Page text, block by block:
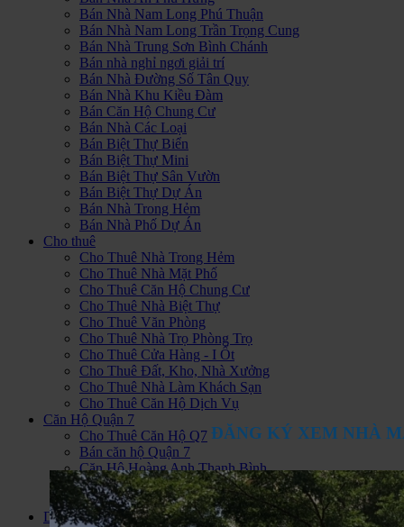
Bán Nhà Nam Long Phú Thuận
Bán Nhà Nam Long Trần Trọng Cung
Bán Nhà Trung Sơn Bình Chánh
Bán nhà nghỉ ngơi giải trí
Bán Nhà Đường Số Tân Quy
Bán Nhà Khu Kiều Đàm
Bán Căn Hộ Chung Cư
Bán Nhà Các Loại
Bán Biệt Thự Biển
Bán Biệt Thự Mini
Bán Biệt Thự Sân Vườn
Bán Biệt Thự Dự Án
Bán Nhà Trong Hẻm
Bán Nhà Phố Dự Án
Cho thuê
Cho Thuê Nhà Trong Hẻm
Cho Thuê Nhà Mặt Phố
Cho Thuê Căn Hộ Chung Cư
Cho Thuê Nhà Biệt Thự
Cho Thuê Văn Phòng
Cho Thuê Nhà Trọ Phòng Trọ
Cho Thuê Cửa Hàng - I Ốt
Cho Thuê Đất, Kho, Nhà Xưởng
Cho Thuê Nhà Làm Khách Sạn
Cho Thuê Căn Hộ Dịch Vụ
Căn Hộ Quận 7
Cho Thuê Căn Hộ Q7
Bán căn hộ Quận 7
Căn Hộ Hoàng Anh Thanh Bình
Căn Hộ Sunrise City
Hoàng Anh Gia Lai 1
Dự án
ĐĂNG KÝ XEM NHÀ